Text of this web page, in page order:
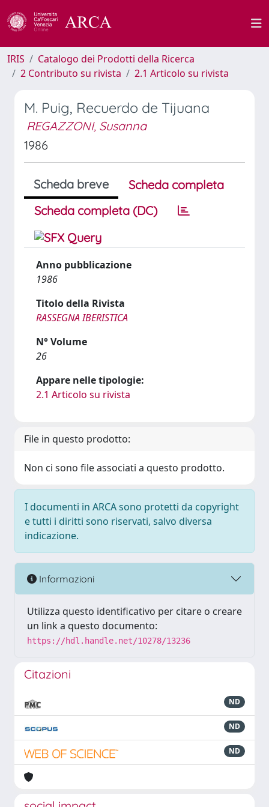
IRIS
Catalogo dei Prodotti della Ricerca
2 Contributo su rivista
2.1 Articolo su rivista
M. Puig, Recuerdo de Tijuana
REGAZZONI, Susanna
1986
Scheda breve
Scheda completa
Scheda completa (DC)
Anno pubblicazione
1986
Titolo della Rivista
RASSEGNA IBERISTICA
N° Volume
26
Appare nelle tipologie:
2.1 Articolo su rivista
File in questo prodotto:
Non ci sono file associati a questo prodotto.
I documenti in ARCA sono protetti da copyright
e tutti i diritti sono riservati, salvo diversa
indicazione.
Informazioni
Utilizza questo identificativo per citare o creare
un link a questo documento:
https://hdl.handle.net/10278/13236
Citazioni
ND
ND
ND